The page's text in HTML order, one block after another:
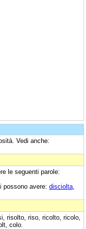
Vedi anche:
le seguenti parole:
possono avere: disciolta
risolto, riso, ricolto, ricolo,
colo.